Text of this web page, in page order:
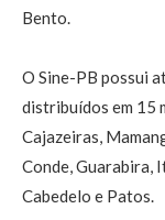
Bento.
O Sine-PB possui
distribuídos em 15
Cajazeiras,
Conde, Guarabira,
Cabedelo e Patos.